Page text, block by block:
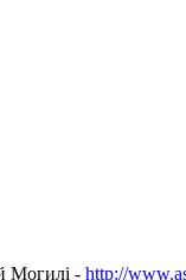
Могилі - http://